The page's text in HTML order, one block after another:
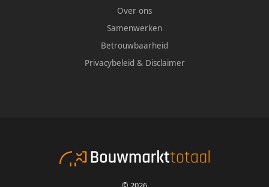
Over ons
Samenwerken
Betrouwbaarheid
Privacybeleid & Disclaimer